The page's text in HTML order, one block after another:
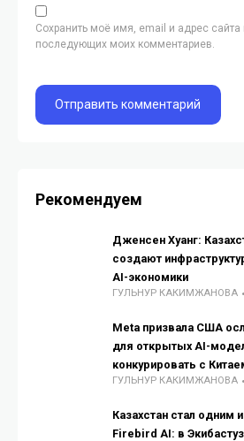
Сохранить моё имя, email и адрес сайта
последующих моих комментариев.
Рекомендуем
Дженсен Хуанг:
создают
AI-экономики
ГУЛЬНУР КАКИМЖАНОВА
Meta призвала США
для открытых AI-
конкурировать с
ГУЛЬНУР КАКИМЖАНОВА
Казахстан стал одним
Firebird AI: в